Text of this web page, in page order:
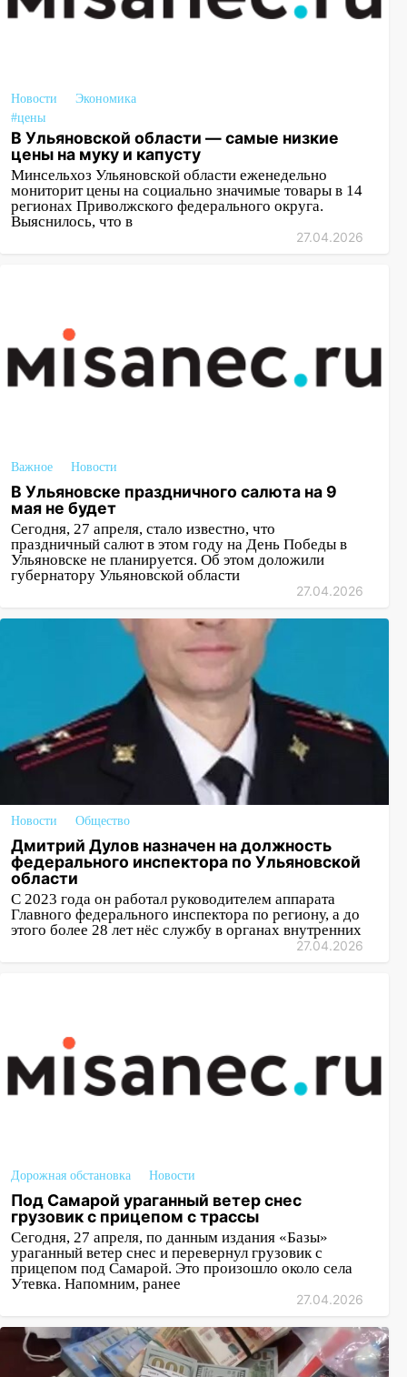
Новости
Экономика
#цены
В Ульяновской области — самые низкие
цены на муку и капусту
Минсельхоз Ульяновской области еженедельно
мониторит цены на социально значимые товары в 14
регионах Приволжского федерального округа.
Выяснилось, что в
27.04.2026
Важное Новости
В Ульяновске праздничного салюта на 9
мая не будет
Сегодня, 27 апреля, стало известно, что
праздничный салют в этом году на День Победы в
Ульяновске не планируется. Об этом доложили
губернатору Ульяновской области
27.04.2026
Новости Общество
Дмитрий Дулов назначен на должность
федерального инспектора по Ульяновской
области
С 2023 года он работал руководителем аппарата
Главного федерального инспектора по региону, а до
этого более 28 лет нёс службу в органах внутренних
27.04.2026
Дорожная обстановка Новости
Под Самарой ураганный ветер снес
грузовик с прицепом с трассы
Сегодня, 27 апреля, по данным издания «Базы»
ураганный ветер снес и перевернул грузовик с
прицепом под Самарой. Это произошло около села
Утевка. Напомним, ранее
27.04.2026